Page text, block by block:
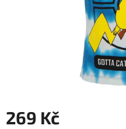
269 Kč